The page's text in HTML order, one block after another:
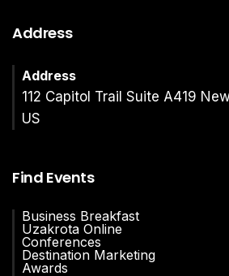
Address
Address
112 Capitol Trail Suite A419
US
Find Events
Business Breakfast
Uzakrota Online
Conferences
Destination Marketing
Awards